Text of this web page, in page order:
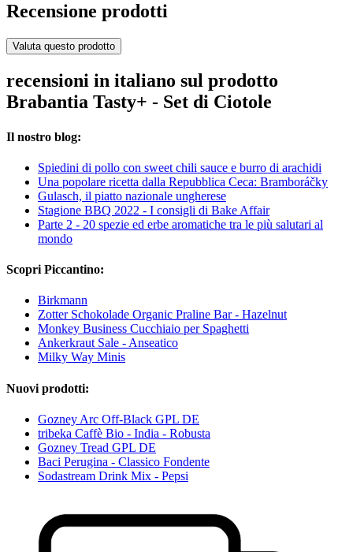
Recensione prodotti
Valuta questo prodotto
recensioni in italiano sul prodotto
Brabantia Tasty+ - Set di Ciotole
Il nostro blog:
Spiedini di pollo con sweet chili sauce e burro di arachidi
Una popolare ricetta dalla Repubblica Ceca: Bramboráčky
Gulasch, il piatto nazionale ungherese
Stagione BBQ 2022 - I consigli di Bake Affair
Parte 2 - 20 spezie ed erbe aromatiche tra le più salutari al
mondo
Scopri Piccantino:
Birkmann
Zotter Schokolade Organic Praline Bar - Hazelnut
Monkey Business Cucchiaio per Spaghetti
Ankerkraut Sale - Anseatico
Milky Way Minis
Nuovi prodotti:
Gozney Arc Off-Black GPL DE
tribeka Caffè Bio - India - Robusta
Gozney Tread GPL DE
Baci Perugina - Classico Fondente
Sodastream Drink Mix - Pepsi